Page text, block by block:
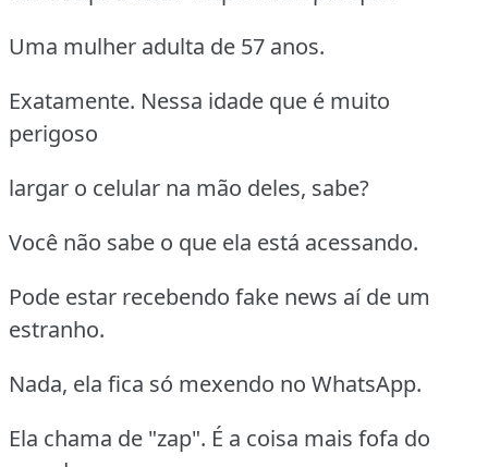
Uma mulher adulta de 57 anos.
Exatamente. Nessa idade que é muito
perigoso
largar o celular na mão deles, sabe?
Você não sabe o que ela está acessando.
Pode estar recebendo fake news aí de um
estranho.
Nada, ela fica só mexendo no WhatsApp.
Ela chama de "zap". É a coisa mais fofa do